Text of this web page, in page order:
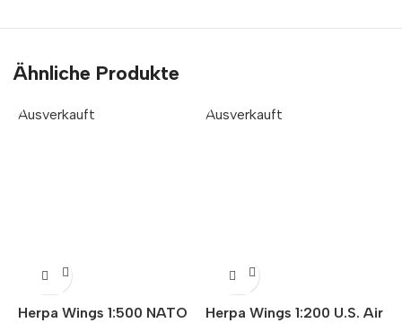
Ähnliche Produkte
Ausverkauft
Herpa Wings 1:500 NATO
Ausverkauft
Herpa Wings 1:200 U.S. Air